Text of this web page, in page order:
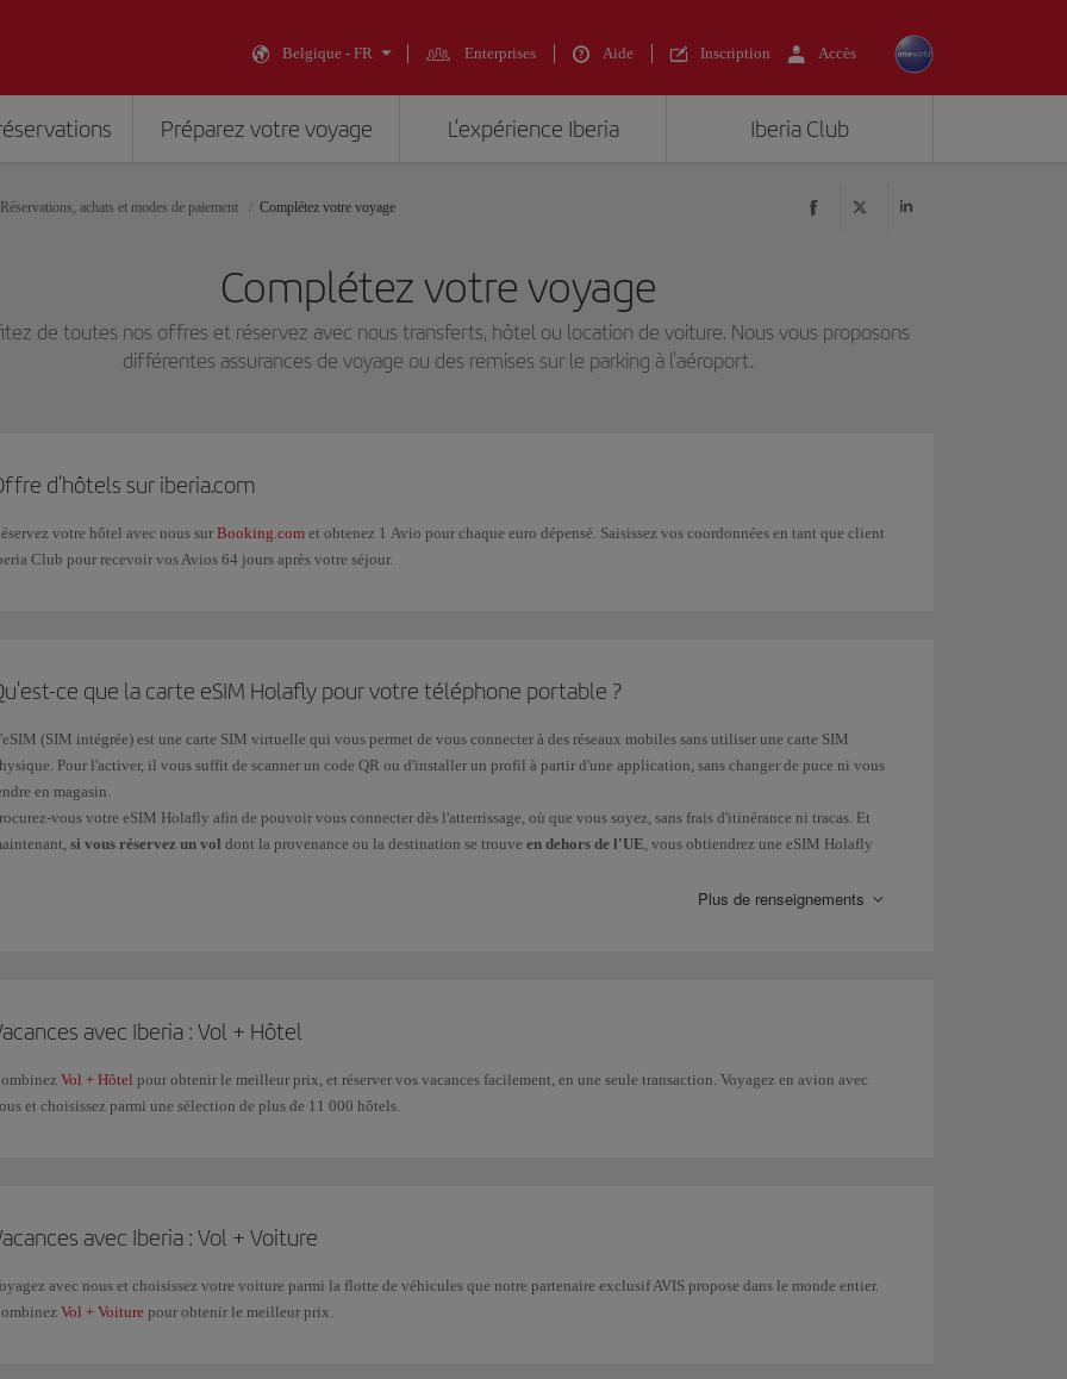
Belgique - FR Enterprises Aide Inscription Accès
Préparez votre voyage L’expérience Iberia Iberia Club
Réservations, achats et modes de paiement Complétez votre voyage
Complétez votre voyage
de toutes nos offres et réservez avec nous transferts, hôtel ou location de voiture. Nous vous proposons
différentes assurances de voyage ou des remises sur le parking à l'aéroport.
d'hôtels sur iberia.com
votre hôtel avec nous sur Booking.com et obtenez 1 Avio pour chaque euro dépensé. Saisissez vos coordonnées en tant que client
Club pour recevoir vos Avios 64 jours après votre séjour.
ce que la carte eSIM Holafly pour votre téléphone portable ?
(SIM intégrée) est une carte SIM virtuelle qui vous permet de vous connecter à des réseaux mobiles sans utiliser une carte SIM
Pour l'activer, il vous suffit de scanner un code QR ou d'installer un profil à partir d'une application, sans changer de puce ni vous
en magasin.
vous votre eSIM Holafly afin de pouvoir vous connecter dès l'atterrissage, où que vous soyez, sans frais d'itinérance ni tracas. Et
si vous réservez un vol dont la provenance ou la destination se trouve en dehors de l'UE, vous obtiendrez une eSIM Holafly
Plus de renseignements
avec Iberia : Vol + Hôtel
Vol + Hôtel pour obtenir le meilleur prix, et réserver vos vacances facilement, en une seule transaction. Voyagez en avion avec
et choisissez parmi une sélection de plus de 11 000 hôtels.
avec Iberia : Vol + Voiture
avec nous et choisissez votre voiture parmi la flotte de véhicules que notre partenaire exclusif AVIS propose dans le monde entier.
Vol + Voiture pour obtenir le meilleur prix.